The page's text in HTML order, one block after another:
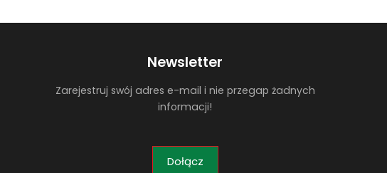
Newsletter
Zarejestruj swój adres e-mail i nie przegap żadnych
informacji!
Dołącz